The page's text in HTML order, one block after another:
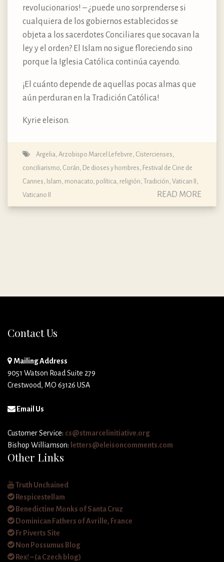
revolucionarios! – ¿puede uno sorprenderse si
cualquiera de los gobiernos establecidos se
objeta a los sacerdotes Conciliares que socavan la
ley y el orden? El Islam no sigue floreciendo sino
porque la Iglesia Católica continúa cayendo.
¡El cuánto depende de aquellas pocas almas que
aún perduran en la Tradición Católica!
Kyrie eleison.
Argelia, Arzobispo Marcel Lefebvre, Cistercienses,
conciliarismo, Corán, De dioses y hombres, Festival de Cine de
Cannes, Islam, monacato, política, religión, Tradición, Vatican II ,
Vaticano II
READ MORE
Contact Us
Mailing Address
9051 Watson Road Suite 279
Crestwood, MO 63126 USA
Email Us
Customer Service: cs@stmarcelinitiative.org
Bishop Williamson: letters@eleisoncomments.com
Other Links
Truth Unchained
Respicestellam
Benedictine Monks of Santa Cruz
Dominican Fathers of Avrille, France
Fr Piverts Site
Non Possumus Blog
Rex! – (a Czech blog)